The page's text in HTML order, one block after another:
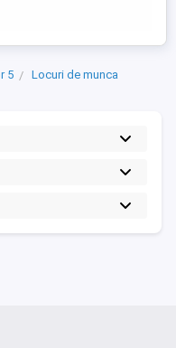
5
Locuri de munca